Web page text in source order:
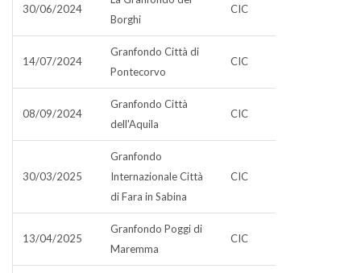
30/06/2024
Borghi
CIC
14/07/2024
Granfondo Città di
Pontecorvo
CIC
08/09/2024
Granfondo Città
dell'Aquila
CIC
30/03/2025
Granfondo
Internazionale Città
di Fara in Sabina
CIC
13/04/2025
Granfondo Poggi di
Maremma
CIC